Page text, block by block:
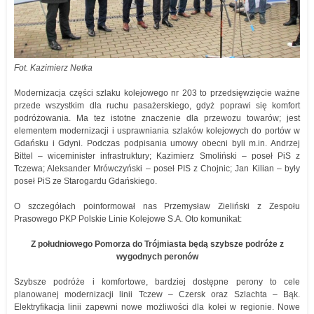
Fot. Kazimierz Netka
Modernizacja części szlaku kolejowego nr 203 to przedsięwzięcie ważne
przede wszystkim dla ruchu pasażerskiego, gdyż poprawi się komfort
podróżowania. Ma tez istotne znaczenie dla przewozu towarów; jest
elementem modernizacji i usprawniania szlaków kolejowych do portów w
Gdańsku i Gdyni. Podczas podpisania umowy obecni byli m.in. Andrzej
Bittel – wiceminister infrastruktury; Kazimierz Smoliński – poseł PiS z
Tczewa; Aleksander Mrówczyński – poseł PIS z Chojnic; Jan Kilian – były
poseł PiS ze Starogardu Gdańskiego.
O szczegółach poinformował nas Przemysław Zieliński z Zespołu
Prasowego PKP Polskie Linie Kolejowe S.A. Oto komunikat:
Z południowego Pomorza do Trójmiasta będą szybsze podróże z
wygodnych peronów
Szybsze podróże i komfortowe, bardziej dostępne perony to cele
planowanej modernizacji linii Tczew – Czersk oraz Szlachta – Bąk.
Elektryfikacja linii zapewni nowe możliwości dla kolei w regionie. Nowe